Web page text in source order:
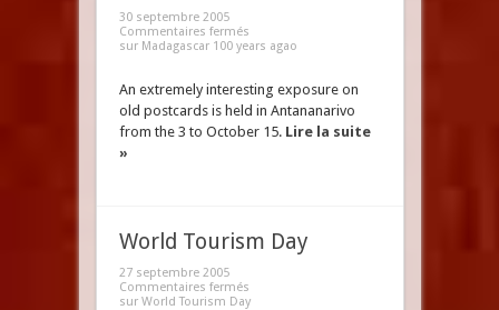
30 septembre 2005
Commentaires fermés
sur Madagascar 100 years agao
An extremely interesting exposure on
old postcards is held in Antananarivo
from the 3 to October 15. Lire la suite
»
World Tourism Day
27 septembre 2005
Commentaires fermés
sur World Tourism Day